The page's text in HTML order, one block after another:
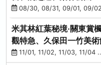
08/30, 08/31, 09/01, 09/
米其林紅葉秘境‧關東賞
觀特急、久保田一竹美
杏大道
11/01, 11/02, 11/03, 11/04